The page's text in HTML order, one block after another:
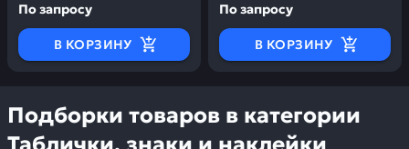
По запросу
В КОРЗИНУ
По запросу
В КОРЗИНУ
Подборки товаров в категории